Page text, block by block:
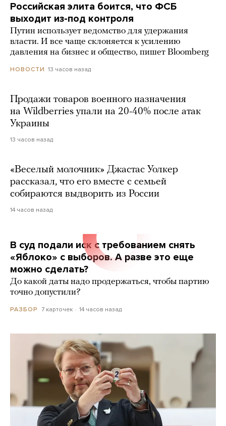
Российская элита боится, что ФСБ
выходит из-под контроля
Путин использует ведомство для удержания
власти. И все чаще склоняется к усилению
давления на бизнес и общество, пишет Bloomberg
НОВОСТИ 13 часов назад
Продажи товаров военного назначения
на Wildberries упали на 20-40% после атак
Украины
13 часов назад
«Веселый молочник» Джастас Уолкер
рассказал, что его вместе с семьей
собираются выдворить из России
14 часов назад
В суд подали иск с требованием снять
«Яблоко» с выборов. А разве это еще
можно сделать?
До какой даты надо продержаться, чтобы партию
точно допустили?
РАЗБОР 7 карточек 14 часов назад